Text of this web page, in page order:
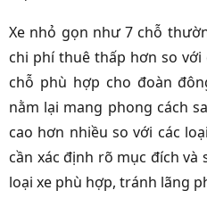
Xe nhỏ gọn như 7 chỗ
chi phí thuê thấp hơn so với
chỗ phù hợp cho đoàn
nằm lại mang phong cách
cao hơn nhiều so với các
cần xác định rõ mục đích
loại xe phù hợp, tránh lãng